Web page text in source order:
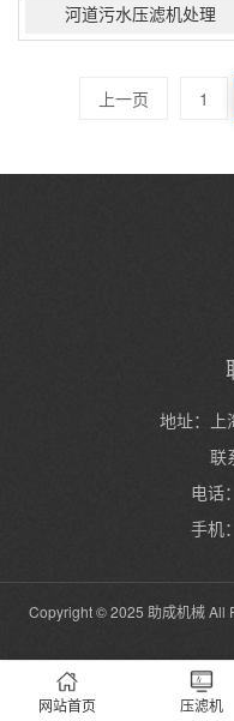
河道污水压滤机处理
上一页 1
地址：上
联
电话
手机
Copyright © 2025 助成机械 All
网站首页 压滤机